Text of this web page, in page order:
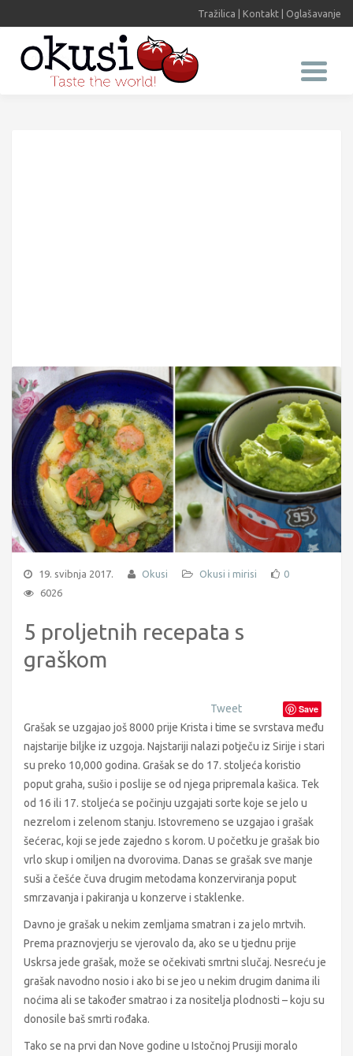
Tražilica Kontakt Oglašavanje
19. svibnja 2017. Okusi Okusi i mirisi
0
6026
5 proljetnih recepata s
graškom
Tweet Save
Grašak se uzgajao još 8000 prije Krista i time se svrstava među
najstarije biljke iz uzgoja. Najstariji nalazi potječu iz Sirije i stari
su preko 10,000 godina. Grašak se do 17. stoljeća koristio
poput graha, sušio i poslije se od njega pripremala kašica. Tek
od 16 ili 17. stoljeća se počinju uzgajati sorte koje se jelo u
nezrelom i zelenom stanju. Istovremeno se uzgajao i grašak
šećerac, koji se jede zajedno s korom. U početku je grašak bio
vrlo skup i omiljen na dvorovima. Danas se grašak sve manje
suši a češće čuva drugim metodama konzerviranja poput
smrzavanja i pakiranja u konzerve i staklenke.
Davno je grašak u nekim zemljama smatran i za jelo mrtvih.
Prema praznovjerju se vjerovalo da, ako se u tjednu prije
Uskrsa jede grašak, može se očekivati smrtni slučaj. Nesreću je
grašak navodno nosio i ako bi se jeo u nekim drugim danima ili
noćima ali se također smatrao i za nositelja plodnosti – koju su
donosile baš smrti rođaka.
Tako se na prvi dan Nove godine u Istočnoj Prusiji moralo